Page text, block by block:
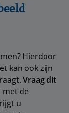
Hierdoor
kan ook zijn
Vraag dit
met de
u